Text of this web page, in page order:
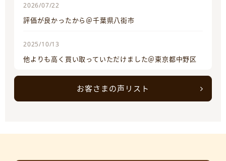
2026/07/22
評価が良かったから＠千葉県八街市
2025/10/13
他よりも高く買い取っていただけました＠東京都中野区
お客さまの声リスト